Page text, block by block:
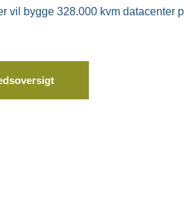
vil bygge 328.000 kvm datacenter